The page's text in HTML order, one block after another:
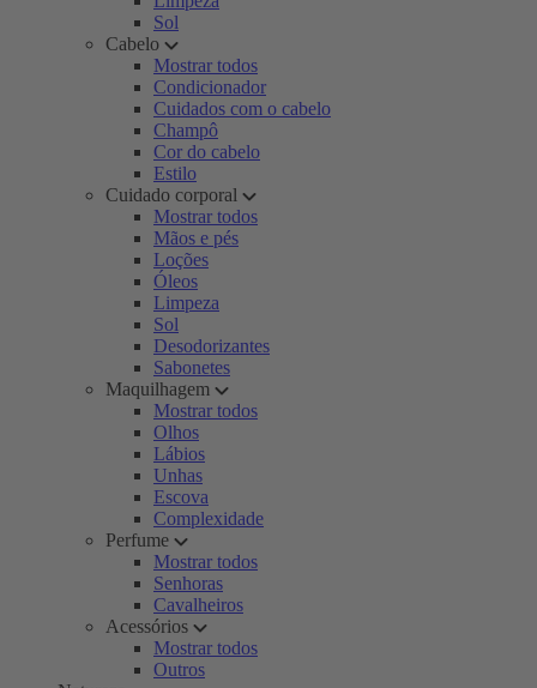
Sol
Cabelo
Mostrar todos
Condicionador
Cuidados com o cabelo
Champô
Cor do cabelo
Estilo
Cuidado corporal
Mostrar todos
Mãos e pés
Loções
Óleos
Limpeza
Sol
Desodorizantes
Sabonetes
Maquilhagem
Mostrar todos
Olhos
Lábios
Unhas
Escova
Complexidade
Perfume
Mostrar todos
Senhoras
Cavalheiros
Acessórios
Mostrar todos
Outros